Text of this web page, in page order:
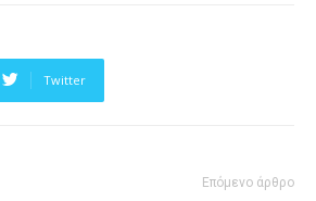
Twitter
Επόμενο άρθρο